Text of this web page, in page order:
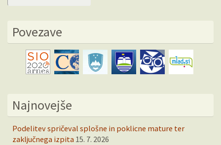
Povezave
Najnovejše
Podelitev spričeval splošne in poklicne mature ter
zaključnega izpita 15. 7. 2026